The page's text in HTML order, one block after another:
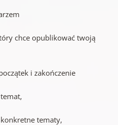
chce opublikować twoją
i zakończenie
tematy,